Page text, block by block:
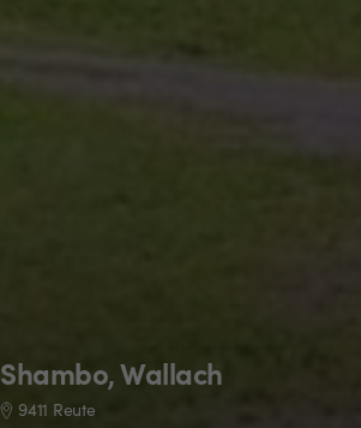
Shambo, Wallach
9411 Reute